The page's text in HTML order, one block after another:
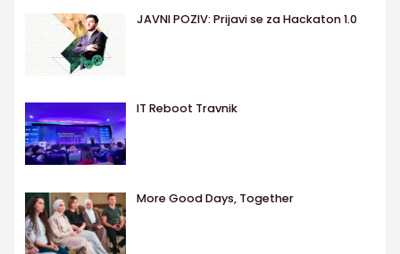
JAVNI POZIV: Prijavi se za Hackaton 1.0
IT Reboot Travnik
More Good Days, Together